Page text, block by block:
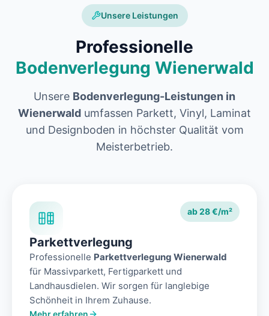
Unsere Leistungen
Professionelle
Bodenverlegung Wienerwald
Unsere Bodenverlegung-Leistungen in
Wienerwald umfassen Parkett, Vinyl, Laminat
und Designboden in höchster Qualität vom
Meisterbetrieb.
ab 28 €/m²
Parkettverlegung
Professionelle Parkettverlegung Wienerwald
für Massivparkett, Fertigparkett und
Landhausdielen. Wir sorgen für langlebige
Schönheit in Ihrem Zuhause.